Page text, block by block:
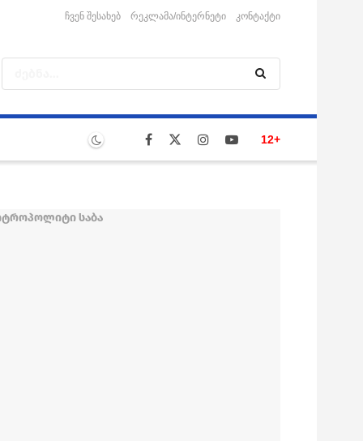
ჩვენ შესახებ რეკლამა/ინტერნეტი კონტაქტი
12+